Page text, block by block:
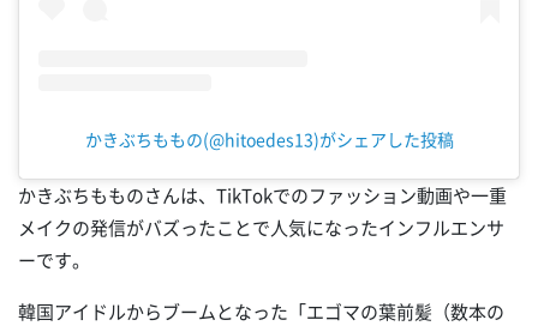
かきぶちももの(@hitoedes13)がシェアした投稿
かきぶちもものさんは、TikTokでのファッション動画や一重
メイクの発信がバズったことで人気になったインフルエンサ
ーです。
韓国アイドルからブームとなった「エゴマの葉前髪（数本の